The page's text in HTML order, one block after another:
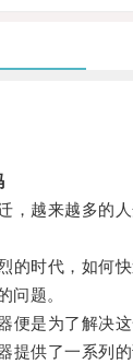
越来越多的人
时代，如何快
问题。
是为了解决这
供了一系列的